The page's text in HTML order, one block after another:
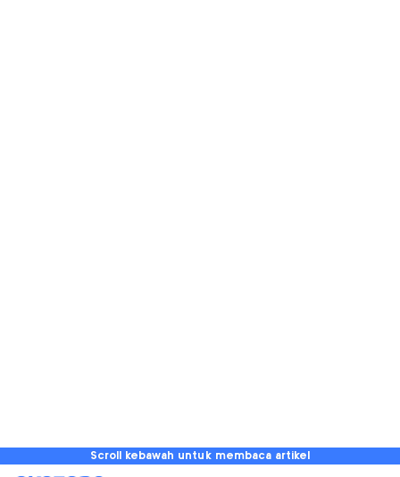
Scroll kebawah untuk membaca artikel